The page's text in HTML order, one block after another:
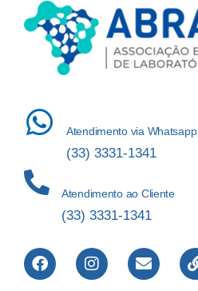
Atendimento via Whatsapp
(33) 3331-1341
Atendimento ao Cliente
(33) 3331-1341